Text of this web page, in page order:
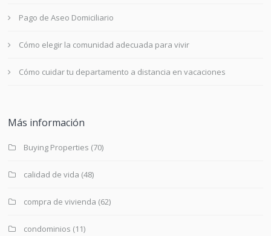
Pago de Aseo Domiciliario
Cómo elegir la comunidad adecuada para vivir
Cómo cuidar tu departamento a distancia en vacaciones
Más información
Buying Properties (70)
calidad de vida (48)
compra de vivienda (62)
condominios (11)